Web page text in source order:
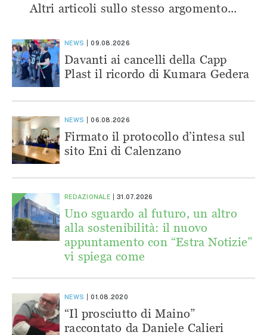
Altri articoli sullo stesso argomento...
NEWS 09.08.2026
Davanti ai cancelli della Capp
Plast il ricordo di Kumara Gedera
NEWS 06.08.2026
Firmato il protocollo d’intesa sul
sito Eni di Calenzano
REDAZIONALE 31.07.2026
Uno sguardo al futuro, un altro
alla sostenibilità: il nuovo
appuntamento con “Estra Notizie”
vi spiega come
NEWS 01.08.2020
“Il prosciutto di Maino”
raccontato da Daniele Calieri